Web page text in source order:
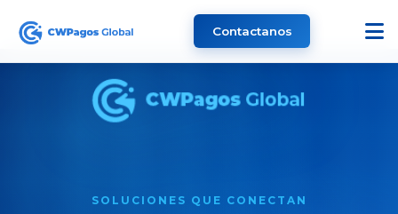
Contactanos
SOLUCIONES QUE CONECTAN